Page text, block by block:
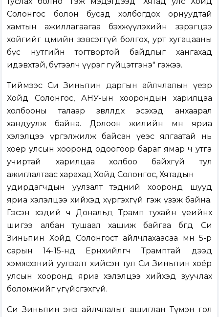
Солонгос болон бусад холбогдох орнуудтай
хамтын ажиллагаагаа бэхжүүлэхийн зэрэгцээ
хойгийг цөмийн зэвсэггүй болгох, урт хугацааны
бүс нутгийн тогтвортой байдлыг хангахад
идэвхтэй, бүтээлч үүрэг гүйцэтгэнэ" гэжээ.
Тиймээс Си Зиньпин даргын айлчлалын үеэр
Хойд Солонгос, АНУ-ын хоорондын харилцаа
холбооны талаар зөвлөлдөх эсэхэд анхаарал
хандуулж байна. Долоон жилийн өмнө яриа
хэлэлцээ үргэлжилж байсан үеэс ялгаатай нь
хоёр улсын хооронд одоогоор бараг ямар ч утга
учиртай харилцаа холбоо байхгүй тул
ажиглалтаас харахад Хойд Солонгос, Хятадын
удирдагчдын уулзалт тэдний хооронд шууд
яриа хэлэлцээ хийхэд хүргэхгүй гэж үзэж байна.
Гэсэн хэдий ч Дональд Трамп тухайн үеийнх
шигээ албан тушаал хашиж байгаа бөгөөд Си
Зиньпин Хойд Солонгост айлчлахаасаа өмнө 5-р
сарын 14-15-нд Ерөнхийлөгч Трамптай дээд
хэмжээний уулзалт хийсэн тул Си Зиньпин хоёр
улсын хооронд яриа хэлэлцээ хийхэд зуучлах
боломжийг үгүйсгэхгүй.
Си Зиньпин энэ айлчлалыг ашиглан Түмэн гол